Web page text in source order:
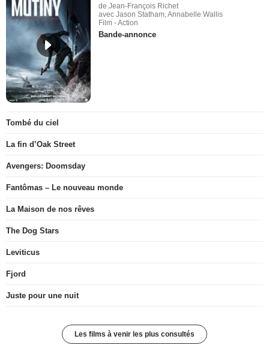
de Jean-François Richet
avec Jason Statham, Annabelle Wallis
Film - Action
Bande-annonce
Tombé du ciel
La fin d’Oak Street
Avengers: Doomsday
Fantômas – Le nouveau monde
La Maison de nos rêves
The Dog Stars
Leviticus
Fjord
Juste pour une nuit
Les films à venir les plus consultés